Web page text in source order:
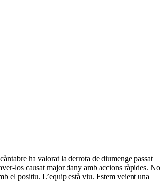
ha valorat la derrota de diumenge passat
los causat major dany amb accions ràpides. No
el positiu. L’equip està viu. Estem veient una